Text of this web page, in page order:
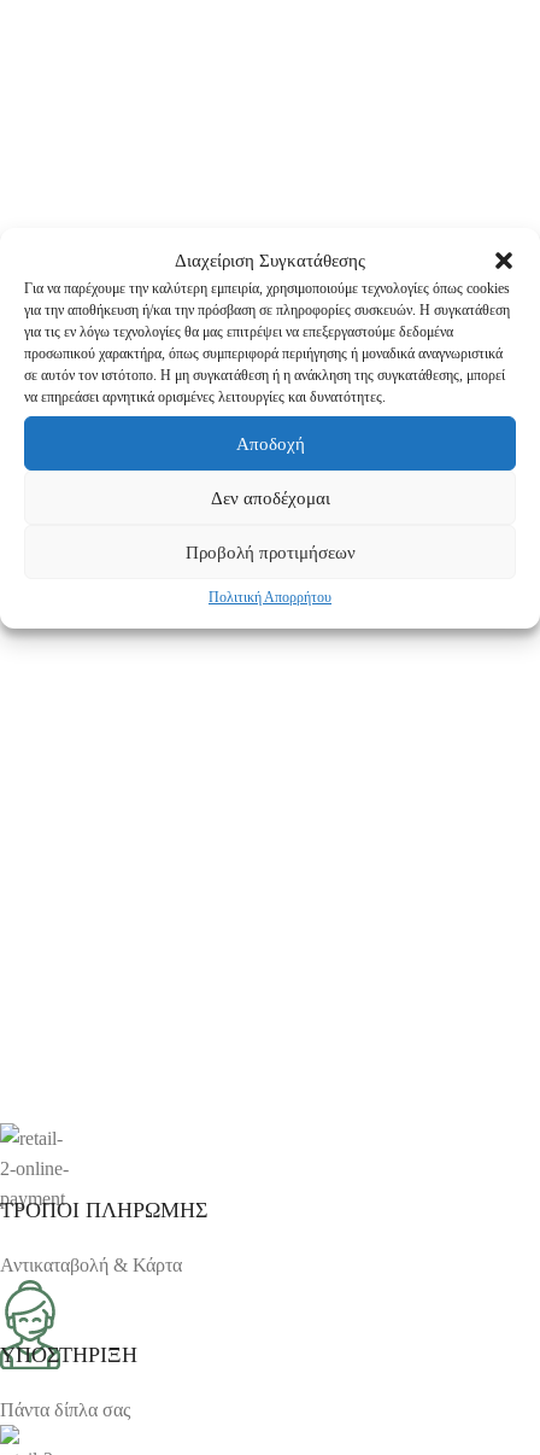
Διαχείριση Συγκατάθεσης
Για να παρέχουμε την καλύτερη εμπειρία, χρησιμοποιούμε τεχνολογίες όπως cookies
για την αποθήκευση ή/και την πρόσβαση σε πληροφορίες συσκευών. Η συγκατάθεση
για τις εν λόγω τεχνολογίες θα μας επιτρέψει να επεξεργαστούμε δεδομένα
προσωπικού χαρακτήρα, όπως συμπεριφορά περιήγησης ή μοναδικά αναγνωριστικά
σε αυτόν τον ιστότοπο. Η μη συγκατάθεση ή η ανάκληση της συγκατάθεσης, μπορεί
να επηρεάσει αρνητικά ορισμένες λειτουργίες και δυνατότητες.
Αποδοχή
Δεν αποδέχομαι
Προβολή προτιμήσεων
Πολιτική Απορρήτου
ΤΡΟΠΟΙ ΠΛΗΡΩΜΗΣ
Αντικαταβολή & Κάρτα
ΥΠΟΣΤΗΡΙΞΗ
Πάντα δίπλα σας